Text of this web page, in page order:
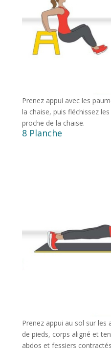
Prenez appui avec les
la chaise, puis fléchissez
proche de la chaise.
8 Planche
Prenez appui au sol sur les
de pieds, corps aligné et
abdos et fessiers